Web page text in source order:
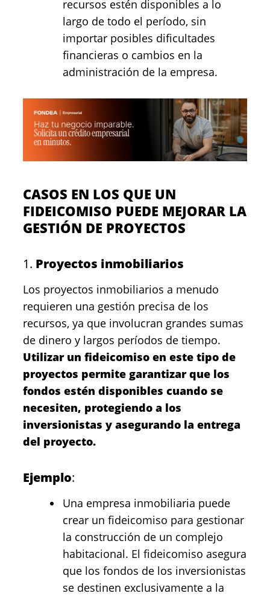
recursos estén disponibles a lo
largo de todo el período, sin
importar posibles dificultades
financieras o cambios en la
administración de la empresa.
CASOS EN LOS QUE UN
FIDEICOMISO PUEDE MEJORAR LA
GESTIÓN DE PROYECTOS
1. Proyectos inmobiliarios
Los proyectos inmobiliarios a menudo
requieren una gestión precisa de los
recursos, ya que involucran grandes sumas
de dinero y largos períodos de tiempo.
Utilizar un fideicomiso en este tipo de
proyectos permite garantizar que los
fondos estén disponibles cuando se
necesiten, protegiendo a los
inversionistas y asegurando la entrega
del proyecto.
Ejemplo:
Una empresa inmobiliaria puede
crear un fideicomiso para gestionar
la construcción de un complejo
habitacional. El fideicomiso asegura
que los fondos de los inversionistas
se destinen exclusivamente a la